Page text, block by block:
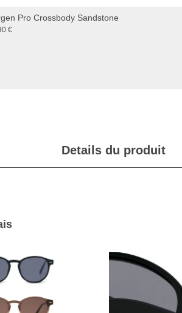
Pro Crossbody Sandstone
€
Details du produit